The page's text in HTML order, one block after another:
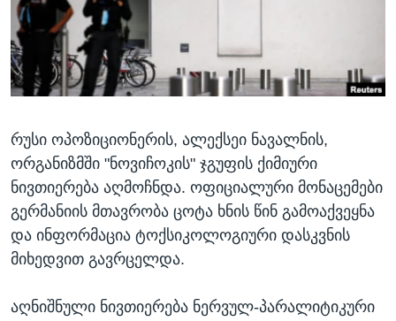
ᲡᲢᲣᲓᲘᲐ ᲕᲐᲨᲘᲜᲒᲢᲝᲜᲘ
ᲔᲙᲝᲜᲝᲛᲘᲙᲐ
ᲯᲐᲜᲛᲠᲗᲔᲚᲝᲑᲐ
ᲛᲔᲪᲜᲘᲔᲠᲔᲑᲐ
ᲙᲣᲚᲢᲣᲠᲐ
ᲒᲐᲚᲘᲚᲔᲝ
ᲓᲔᲖᲘᲜᲤᲝᲠᲛᲐᲪᲘᲐ
Learning English
ᲗᲕᲐᲚᲘ ᲒᲕᲐᲓᲔᲕᲜᲔᲗ
ენები
რუსი ოპოზიციონერის, ალექსეი ნავალნის,
ორგანიზმში "ნოვიჩოკის" ჯგუფის ქიმიური
ნივთიერება აღმოჩნდა. ოფიციალური მონაცემები
გერმანიის მთავრობა ცოტა ხნის წინ გამოაქვეყნა
და ინფორმაცია ტოქსიკოლოგიური დასკვნის
მიხედვით გავრცელდა.
აღნიშნული ნივთიერება ნერვულ-პარალიტიკური